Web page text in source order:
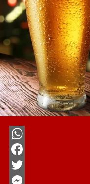
WhatsApp
Facebook
Twitter